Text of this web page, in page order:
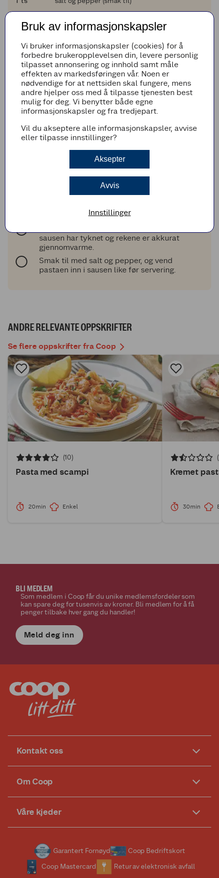
Legg til i handleliste
Fremgangsmetode
Kok opp masse vann, og tilsett salt.
Tilsett pastaen, og bruk koketiden på pakken
som et utgangspunkt. Rør jevnlig de to første
pastaen klebrer seg.
Smak på pastaen to til tre minutter før
koketiden er ferdig, og stopp når pastaen er
fennikel, og fres mykt i oljen i pannen, ca. 3
kraft og kremost. Rør til alt er godt blandet.
sausen har tyknet og rekene er akkurat
gjennomvarme.
Smak til med salt og pepper, og vend
pastaen inn i sausen like før servering.
ANDRE RELEVANTE OPPSKRIFTER
Se flere oppskrifter fra Coop
(10)
Pasta med scampi
20min Enkel
Kremet
30min
BLI MEDLEM
Som medlem i Coop får du unike medlemsfordeler som
kan spare deg for tusenvis av kroner. Bli medlem for å få
penger tilbake hver gang du handler!
Meld deg inn
Kontakt oss
Om Coop
Våre kjeder
Garantert Fornøyd
Coop Bedriftskort
Coop Mastercard
Retur av elektronisk avfall
Bruk av informasjonskapsler
Vi bruker informasjonskapsler (cookies) for å
forbedre brukeropplevelsen din, levere personlig
tilpasset annonsering og innhold samt måle
effekten av markedsføringen vår. Noen er
nødvendige for at nettsiden skal fungere, mens
andre hjelper oss med å tilpasse tjenesten best
mulig for deg. Vi benytter både egne
informasjonskapsler og fra tredjepart.
Vil du akseptere alle informasjonskapsler, avvise
eller tilpasse innstillinger?
Aksepter
Avvis
Innstillinger